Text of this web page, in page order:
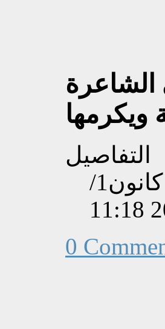
الشاعرة
ويكرمها
التفاصيل
تم إنشاءه بتاريخ الإثنين, 04 كانون1/
0